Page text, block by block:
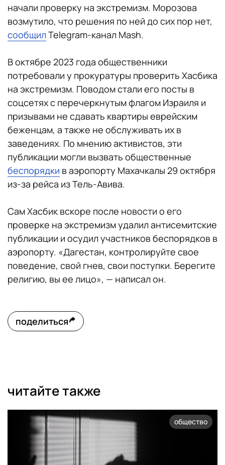
начали проверку на экстремизм. Морозова
возмутило, что решения по ней до сих пор нет,
сообщилTelegram-канал Mash.
В октябре 2023 года общественники
потребовали у прокуратуры проверить Хасбика
на экстремизм. Поводом стали его посты в
соцсетях с перечеркнутым флагом Израиля и
призывами не сдавать квартиры еврейским
беженцам, а также не обслуживать их в
заведениях. По мнению активистов, эти
публикации могли вызвать общественные
беспорядки в аэропорту Махачкалы 29 октября
из-за рейса из Тель-Авива.
Сам Хасбик вскоре после новости о его
проверке на экстремизм удалил антисемитские
публикации и осудил участников беспорядков в
аэропорту. «Дагестан, контролируйте свое
поведение, свой гнев, свои поступки. Берегите
религию, вы ее лицо», — написал он.
поделиться
читайте также
общество